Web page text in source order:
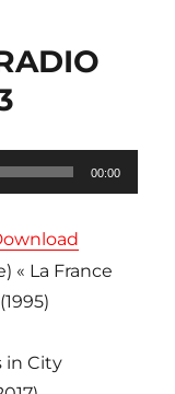
00:00
« La France
in City